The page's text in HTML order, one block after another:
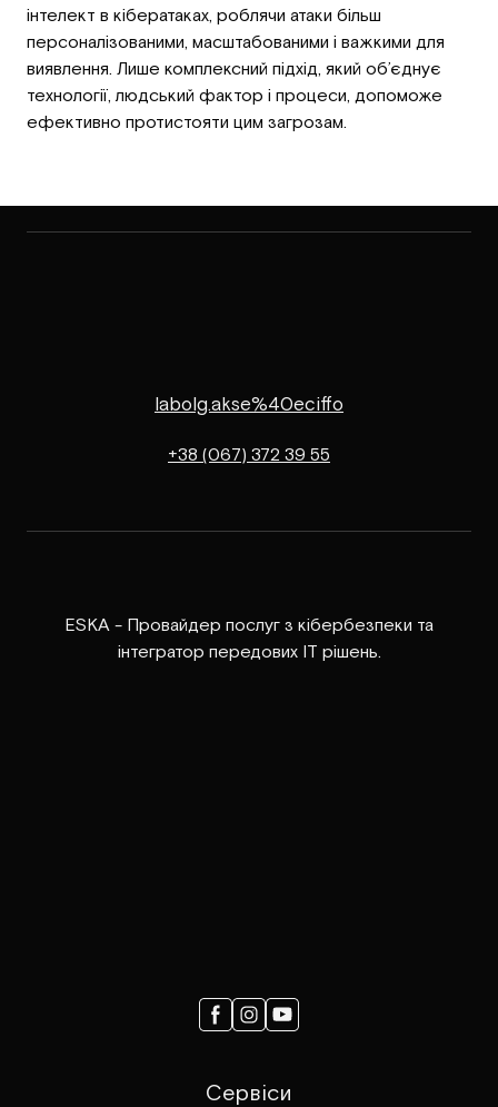
інтелект в кібератаках, роблячи атаки більш
персоналізованими, масштабованими і важкими для
виявлення. Лише комплексний підхід, який об’єднує
технології, людський фактор і процеси, допоможе
ефективно протистояти цим загрозам.
labolg.akse%40eciffo
+38 (067) 372 39 55
ESKA - Провайдер послуг з кібербезпеки та
інтегратор передових ІТ рішень.
Сервіси